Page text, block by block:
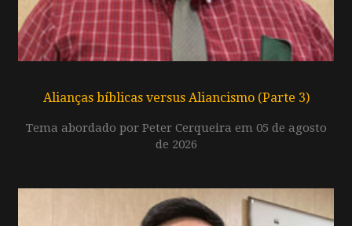
Alianças bíblicas versus Aliancismo (Parte 3)
Tema abordado por Peter Cerqueira em 05 de agosto
de 2026